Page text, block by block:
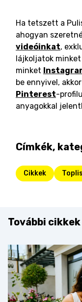
Ha tetszett a
ahogyan
videóinkat,
lájkoljatok minket
minket
be ennyivel,
Pinterest-
anyagokkal
Címkék,
Cikkek
További cikkek